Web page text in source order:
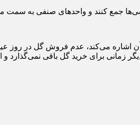
جمع کنند و واحدهای صنفی به سمت
آن اشاره می‌کند، عدم فروش گل در
برای خرید گل باقی نمی‌گذارد و